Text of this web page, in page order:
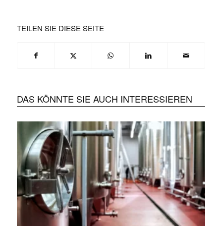
TEILEN SIE DIESE SEITE
DAS KÖNNTE SIE AUCH INTERESSIEREN